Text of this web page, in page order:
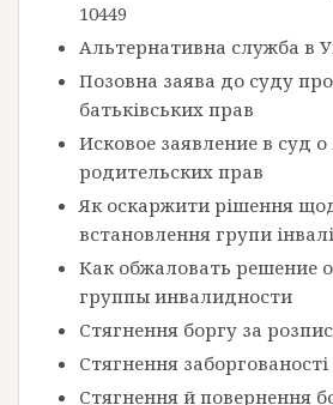
10449
Альтернативна служба в
Позовна заява до суду
батьківських прав
Исковое заявление в суд
родительских прав
Як оскаржити рішення
встановлення групи
Как обжаловать решение
группы инвалидности
Стягнення боргу за
Стягнення заборгованості
Стягнення й повернення